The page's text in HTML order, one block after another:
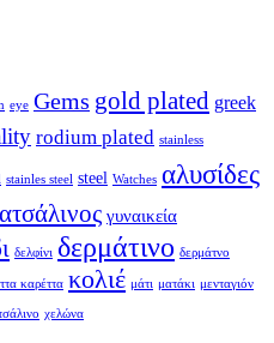
eye Gems gold plated greek
rodium plated stainless
stainles steel steel Watches αλυσίδες
ατσάλινος γυναικεία
δελφίνι δερμάτινο δερμάτνο
καρέττα κολιέ μάτι ματάκι μενταγιόν
χελώνα